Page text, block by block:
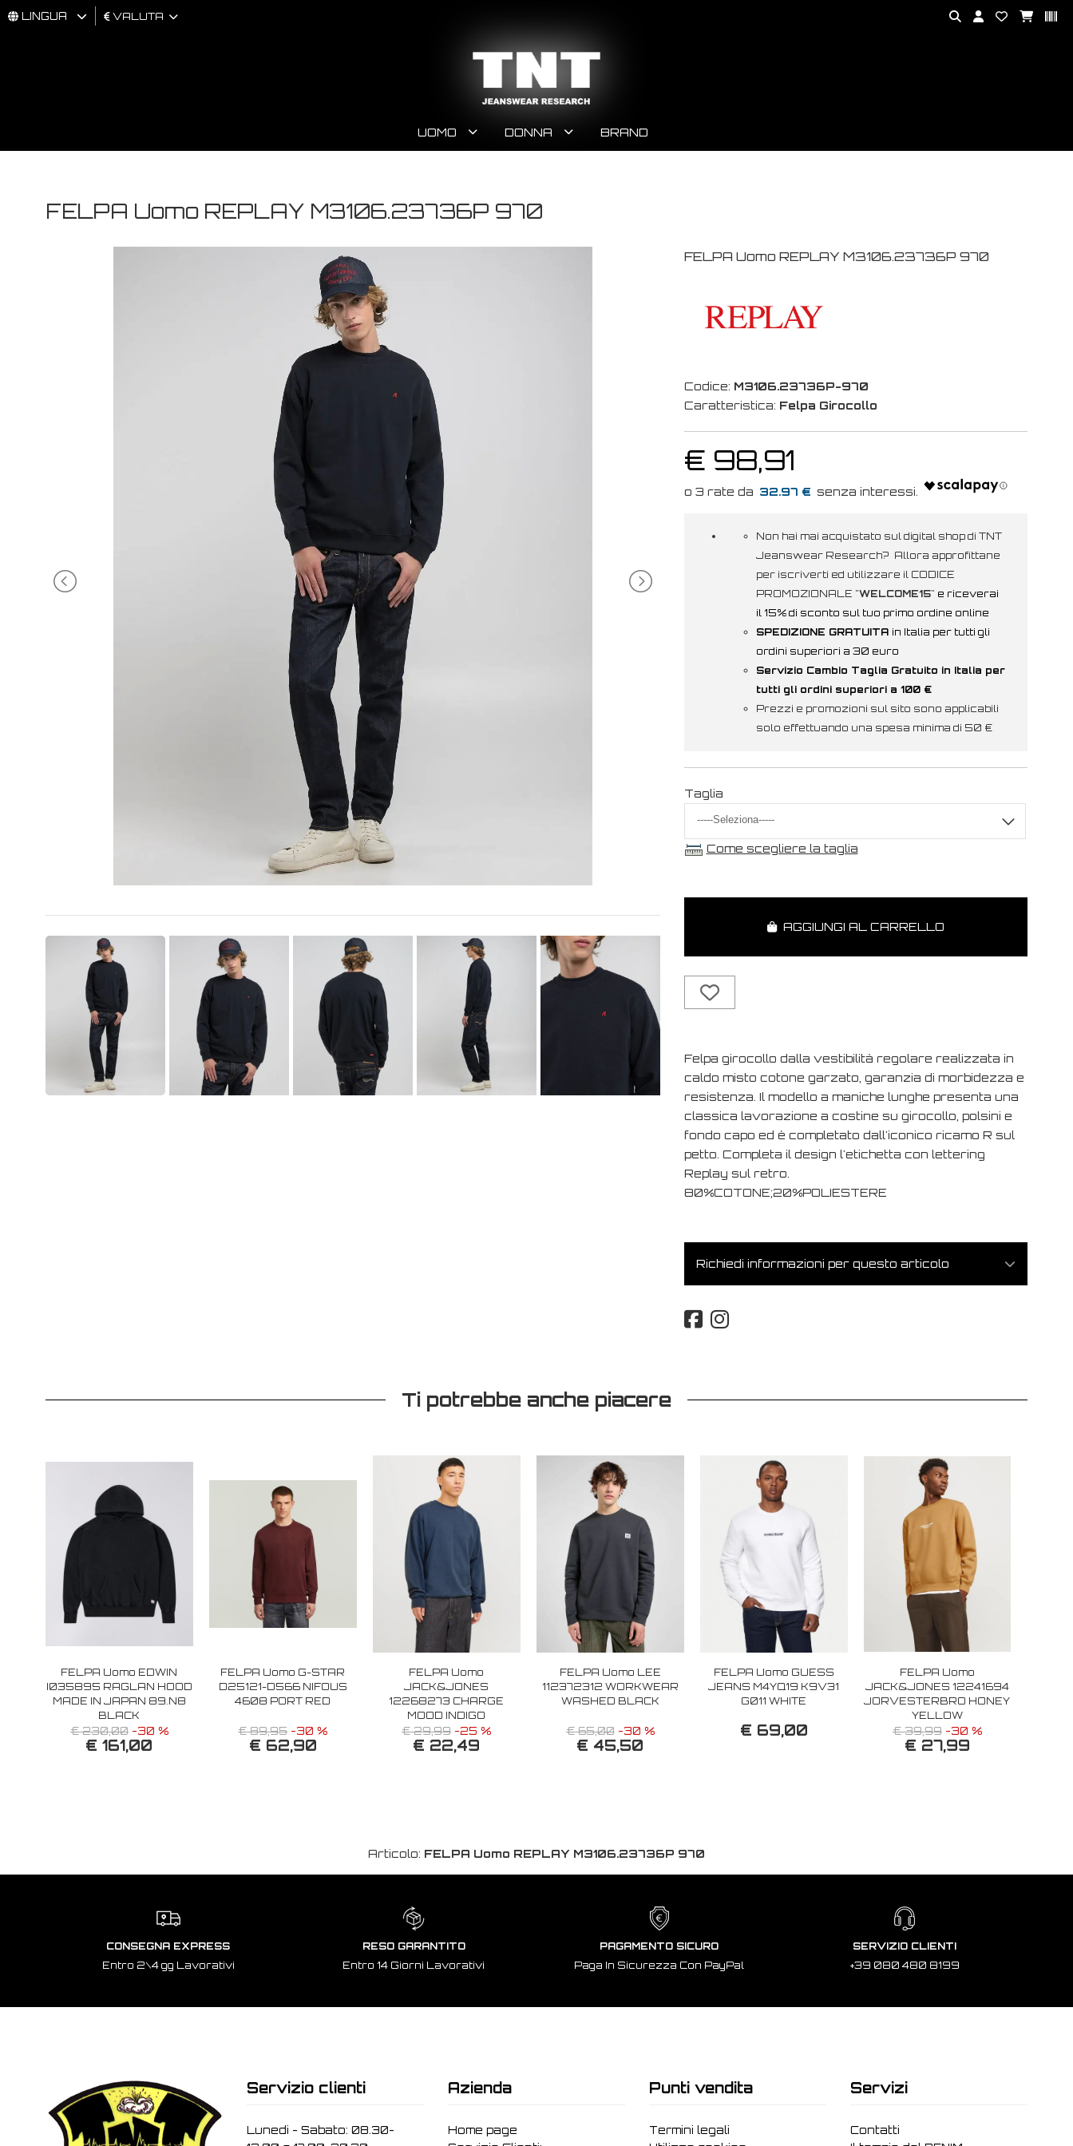
LINGUA VALUTA
UOMO DONNA BRAND
FELPA Uomo REPLAY M3106.23736P 970
FELPA Uomo REPLAY M3106.23736P 970
Codice: M3106.23736P-970
Caratteristica: Felpa Girocollo
€ 98,91
32.97 €
Non hai mai acquistato sul digital shop di TNT
Jeanswear Research? Allora approfittane
per iscriverti ed utilizzare il CODICE
PROMOZIONALE "WELCOME15" e riceverai
il 15% di sconto sul tuo primo ordine online
SPEDIZIONE GRATUITA in Italia per tutti gli
ordini superiori a 30 euro
Servizio Cambio Taglia Gratuito in Italia per
tutti gli ordini superiori a 100 €
Prezzi e promozioni sul sito sono applicabili
solo effettuando una spesa minima di 50 €
Taglia
Come scegliere la taglia
AGGIUNGI AL CARRELLO
Felpa girocollo dalla vestibilità regolare realizzata in
caldo misto cotone garzato, garanzia di morbidezza e
resistenza. Il modello a maniche lunghe presenta una
classica lavorazione a costine su girocollo, polsini e
fondo capo ed è completato dall'iconico ricamo R sul
petto. Completa il design l'etichetta con lettering
Replay sul retro.
80%COTONE;20%POLIESTERE
Richiedi informazioni per questo articolo
Ti potrebbe anche piacere
FELPA Uomo EDWIN
I035895 RAGLAN HOOD
MADE IN JAPAN 89.N8
BLACK
€ 230,00-30 %
€ 161,00
FELPA Uomo G-STAR
D25121-D566 NIFOUS
4608 PORT RED
€ 89,95-30 %
€ 62,90
FELPA Uomo
JACK&JONES
12268273 CHARGE
MOOD INDIGO
€ 29,99 -25 %
€ 22,49
FELPA Uomo LEE
112372312 WORKWEAR
WASHED BLACK
€ 65,00-30 %
€ 45,50
FELPA Uomo GUESS
JEANS M4YQ19 K9V31
G011 WHITE
€ 69,00
FELPA Uomo
JACK&JONES 12241694
JORVESTERBRO HONEY
YELLOW
€ 39,99-30 %
€ 27,99
Articolo: FELPA Uomo REPLAY M3106.23736P 970
CONSEGNA EXPRESS
Entro 2\4 gg Lavorativi
RESO GARANTITO
Entro 14 Giorni Lavorativi
PAGAMENTO SICURO
Paga In Sicurezza Con PayPal
SERVIZIO CLIENTI
+39 080 480 8199
Servizio clienti
Lunedi - Sabato: 08.30-
Azienda
Home page
Punti vendita
Termini legali
Servizi
Contatti